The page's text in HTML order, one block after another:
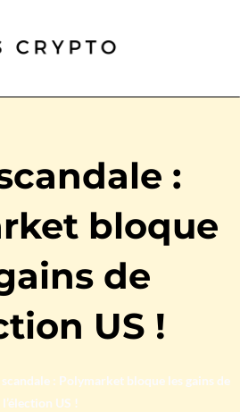
:
bloque
de
US !
scandale : Polymarket bloque les gains de
l’élection US !